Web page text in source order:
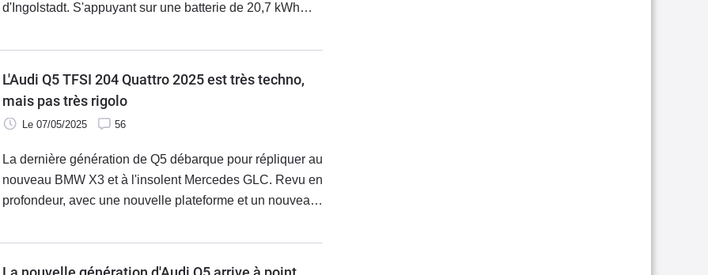
d'Ingolstadt. S'appuyant sur une batterie de 20,7 kWh
Cependant, son positionnement interpelle, car le prix
Un tarif qui le place en concurrence directe avec le
nouveau Q6 e-tron 100 % électrique.
L'Audi Q5 TFSI 204 Quattro 2025 est très techno,
mais pas très rigolo
Le 07/05/2025 56
La dernière génération de Q5 débarque pour répliquer au
nouveau BMW X3 et à l'insolent Mercedes GLC. Revu en
profondeur, avec une nouvelle plateforme et un nouveau
tiède. Après l'essai du diesel TDI 204, voici celui de la